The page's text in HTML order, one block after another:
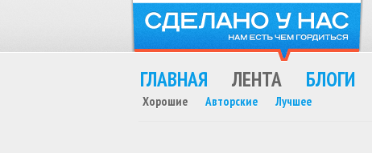
ГЛАВНАЯ ЛЕНТА БЛОГИ
Хорошие Авторские Лучшее